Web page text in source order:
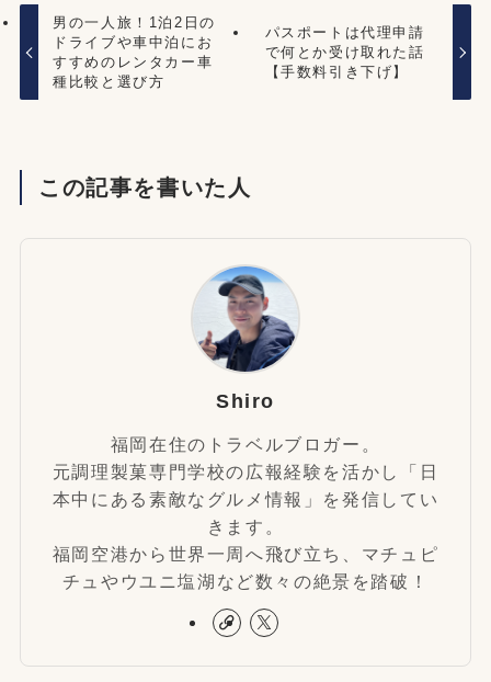
男の一人旅！1泊2日の
ドライブや車中泊にお
すすめのレンタカー車
種比較と選び方
パスポートは代理申請
で何とか受け取れた話
【手数料引き下げ】
この記事を書いた人
Shiro
福岡在住のトラベルブロガー。
元調理製菓専門学校の広報経験を活かし「日
本中にある素敵なグルメ情報」を発信してい
きます。
福岡空港から世界一周へ飛び立ち、マチュピ
チュやウユニ塩湖など数々の絶景を踏破！